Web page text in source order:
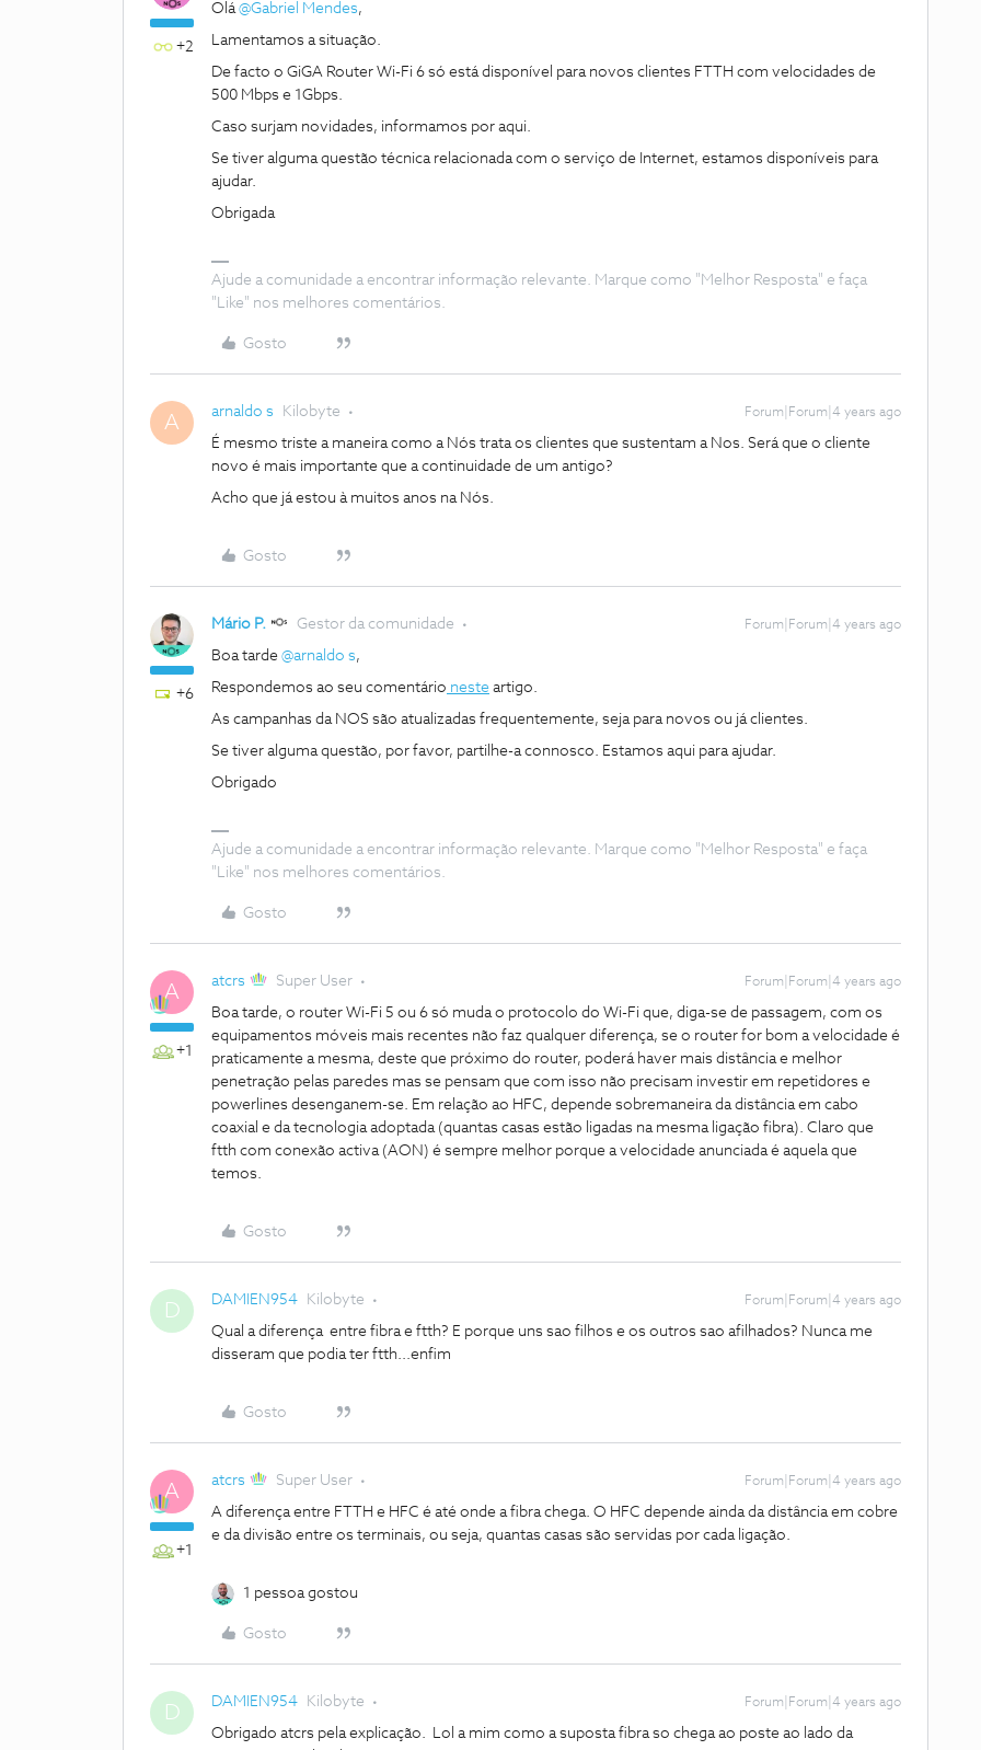
+2
Olá@Gabriel Mendes,
Lamentamos a situação.
De facto o GiGA Router Wi-Fi 6 só está disponível para novos clientes FTTH com velocidades de
500 Mbps e 1Gbps.
Caso surjam novidades, informamos por aqui.
Se tiver alguma questão técnica relacionada com o serviço de Internet, estamos disponíveis para
ajudar.
Obrigada
Ajude a comunidade a encontrar informação relevante. Marque como "Melhor Resposta" e faça
"Like" nos melhores comentários.
Gosto
A arnaldo s Kilobyte Forum|Forum|4 years ago
É mesmo triste a maneira como a Nós trata os clientes que sustentam a Nos. Será que o cliente
novo é mais importante que a continuidade de um antigo?
Acho que já estou à muitos anos na Nós.
Gosto
+6
Mário P. Gestor da comunidade Forum|Forum|4 years ago
Boa tarde @arnaldo s,
Respondemos ao seu comentário neste artigo.
As campanhas da NOS são atualizadas frequentemente, seja para novos ou já clientes.
Se tiver alguma questão, por favor, partilhe-a connosco. Estamos aqui para ajudar.
Obrigado
Ajude a comunidade a encontrar informação relevante. Marque como "Melhor Resposta" e faça
"Like" nos melhores comentários.
Gosto
A
+1
atcrs Super User Forum|Forum|4 years ago
Boa tarde, o router Wi-Fi 5 ou 6 só muda o protocolo do Wi-Fi que, diga-se de passagem, com os
equipamentos móveis mais recentes não faz qualquer diferença, se o router for bom a velocidade é
praticamente a mesma, deste que próximo do router, poderá haver mais distância e melhor
penetração pelas paredes mas se pensam que com isso não precisam investir em repetidores e
powerlines desenganem-se. Em relação ao HFC, depende sobremaneira da distância em cabo
coaxial e da tecnologia adoptada (quantas casas estão ligadas na mesma ligação fibra). Claro que
ftth com conexão activa (AON) é sempre melhor porque a velocidade anunciada é aquela que
temos.
Gosto
D DAMIEN954 Kilobyte Forum|Forum|4 years ago
Qual a diferença entre fibra e ftth? E porque uns sao filhos e os outros sao afilhados? Nunca me
disseram que podia ter ftth...enfim
Gosto
A
+1
atcrs Super User Forum|Forum|4 years ago
A diferença entre FTTH e HFC é até onde a fibra chega. O HFC depende ainda da distância em cobre
e da divisão entre os terminais, ou seja, quantas casas são servidas por cada ligação.
1 pessoa gostou
Gosto
D DAMIEN954 Kilobyte Forum|Forum|4 years ago
Obrigado atcrs pela explicação. Lol a mim como a suposta fibra so chega ao poste ao lado da